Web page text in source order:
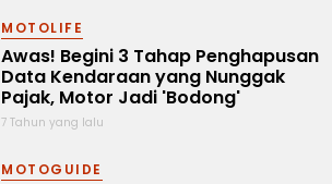
MOTOLIFE
Awas! Begini 3 Tahap Penghapusan
Data Kendaraan yang Nunggak
Pajak, Motor Jadi 'Bodong'
7 Tahun yang lalu
MOTOGUIDE